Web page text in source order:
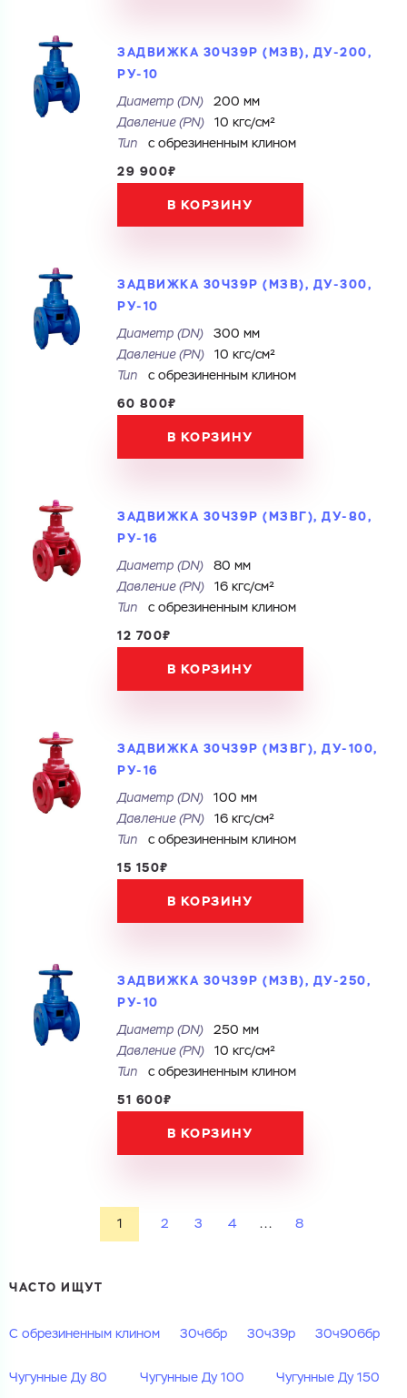
Cоглашаюсь на обработку персональных данных
ГОТОВО
Cоглашаюсь на обработку
ОТПРАВИТЬ
Номер телефона
Электронная почта
ЗАГРУЗИТЬ
Файл с реквизитами огранизации (любой формат, макс. 20
Cоглашаюсь на обработку
ГОТОВО
ЗАДВИЖКА 30Ч39Р (МЗВ), ДУ-200,
РУ-10
Диаметр (DN)
200 мм
Давление (PN)
10 кгс/см²
Тип
с обрезиненным клином
29 900₽
В КОРЗИНУ
ЗАДВИЖКА 30Ч39Р (МЗВ), ДУ-300,
РУ-10
Диаметр (DN)
300 мм
Давление (PN)
10 кгс/см²
Тип
с обрезиненным клином
60 800₽
В КОРЗИНУ
ЗАДВИЖКА 30Ч39Р (МЗВГ), ДУ-80,
РУ-16
Диаметр (DN)
80 мм
Давление (PN)
16 кгс/см²
Тип
с обрезиненным клином
12 700₽
В КОРЗИНУ
ЗАДВИЖКА 30Ч39Р (МЗВГ), ДУ-100,
РУ-16
Диаметр (DN)
100 мм
Давление (PN)
16 кгс/см²
Тип
с обрезиненным клином
15 150₽
В КОРЗИНУ
ЗАДВИЖКА 30Ч39Р (МЗВ), ДУ-250,
РУ-10
Диаметр (DN)
250 мм
Давление (PN)
10 кгс/см²
Тип
с обрезиненным клином
51 600₽
В КОРЗИНУ
1 2 3 4 ... 8
ЧАСТО ИЩУТ
С обрезиненным клином 30ч6бр 30ч39р 30ч906бр
Чугунные Ду 80 Чугунные Ду 100 Чугунные Ду 150